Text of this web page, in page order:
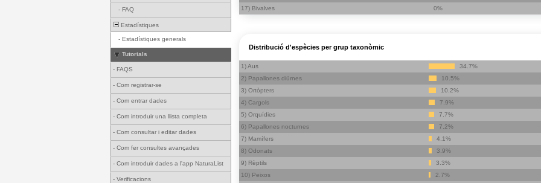
- FAQ
Estadístiques
- Estadístiques generals
Tutorials
- FAQS
- Com registrar-se
- Com entrar dades
- Com introduir una llista completa
- Com consultar i editar dades
- Com fer consultes avançades
- Com introduir dades a l'app NaturaList
- Verificacions
17) Bivalves
0%
Distribució d'espècies per grup taxonòmic
1) Aus
34.7%
2) Papallones diürnes
10.5%
3) Ortòpters
10.2%
4) Cargols
7.9%
5) Orquídies
7.7%
6) Papallones nocturnes
7.2%
7) Mamífers
4.1%
8) Odonats
3.9%
9) Rèptils
3.3%
10) Peixos
2.7%